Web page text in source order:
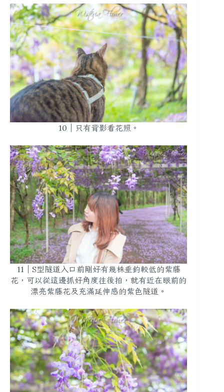
10｜只有背影看花照。
11｜S型隧道入口前剛好有幾株垂釣較低的紫藤
花，可以從這邊抓好角度往後拍，就有近在眼前的
漂亮紫藤花及充滿延伸感的紫色隧道。